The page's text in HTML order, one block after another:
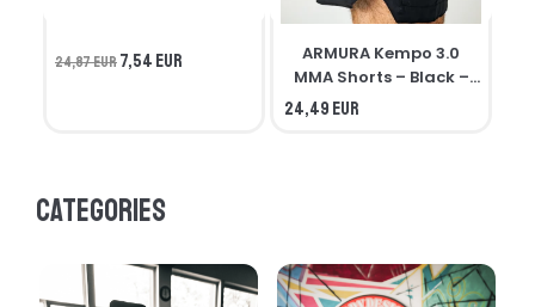
24,87 EUR7,54 EUR
ARMURA Kempo 3.0
MMA Shorts – Black –
Seniors
24,49 EUR
Categories